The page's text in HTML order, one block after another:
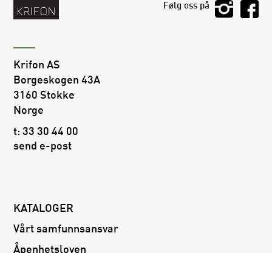
Følg oss på
Krifon AS
Borgeskogen 43A
3160 Stokke
Norge
t:33 30 44 00
send e-post
KATALOGER
Vårt samfunnsansvar
Åpenhetsloven